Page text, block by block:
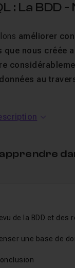
: La BDD -
améliorer
que nous créée
au
à
construire une
mais pour
fin de formation.
voici un tuto
SQL
de la BDD et des
une base de